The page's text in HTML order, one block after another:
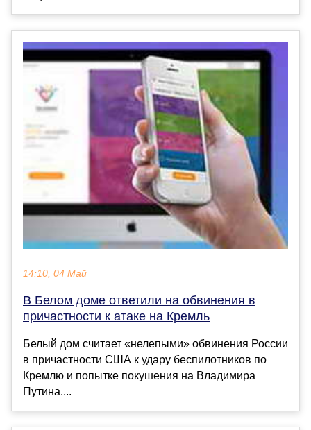
14:10, 04 Май
В Белом доме ответили на обвинения в
причастности к атаке на Кремль
Белый дом считает «нелепыми» обвинения России
в причастности США к удару беспилотников по
Кремлю и попытке покушения на Владимира
Путина....